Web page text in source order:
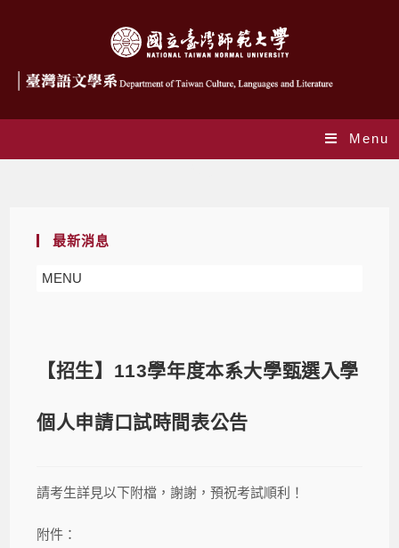
Menu
最新消息
MENU
【招生】113學年度本系大學甄選入學
個人申請口試時間表公告
請考生詳見以下附檔，謝謝，預祝考試順利！
附件：